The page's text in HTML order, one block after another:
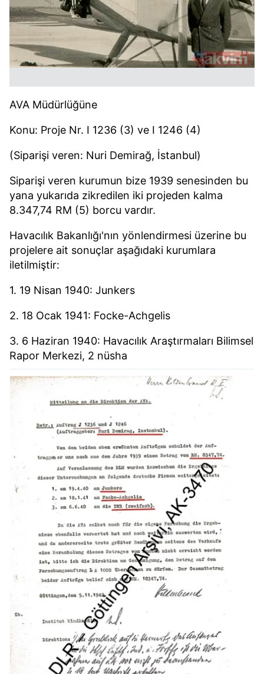
için Ayarlar butonuna tıklayabilir,
Çerez Bilgilendirme
Metnimiziziyaret edebilirsiniz.
6698 sayılı Kişisel Verilerin Korunması Kanunu uyarınca
hazırlanmış Aydınlatma Metnimizi okumak ve sitemizde
AVA Müdürlüğüne
Konu: Proje Nr. I 1236 (3) ve I 1246 (4)
(Siparişi veren: Nuri Demirağ, İstanbul)
Siparişi veren kurumun bize 1939 senesinden bu
yana yukarıda zikredilen iki projeden kalma
8.347,74 RM (5) borcu vardır.
Havacılık Bakanlığı'nın yönlendirmesi üzerine bu
projelere ait sonuçlar aşağıdaki kurumlara
iletilmiştir:
1. 19 Nisan 1940: Junkers
2. 18 Ocak 1941: Focke-Achgelis
3. 6 Haziran 1940: Havacılık Araştırmaları Bilimsel
Rapor Merkezi, 2 nüsha